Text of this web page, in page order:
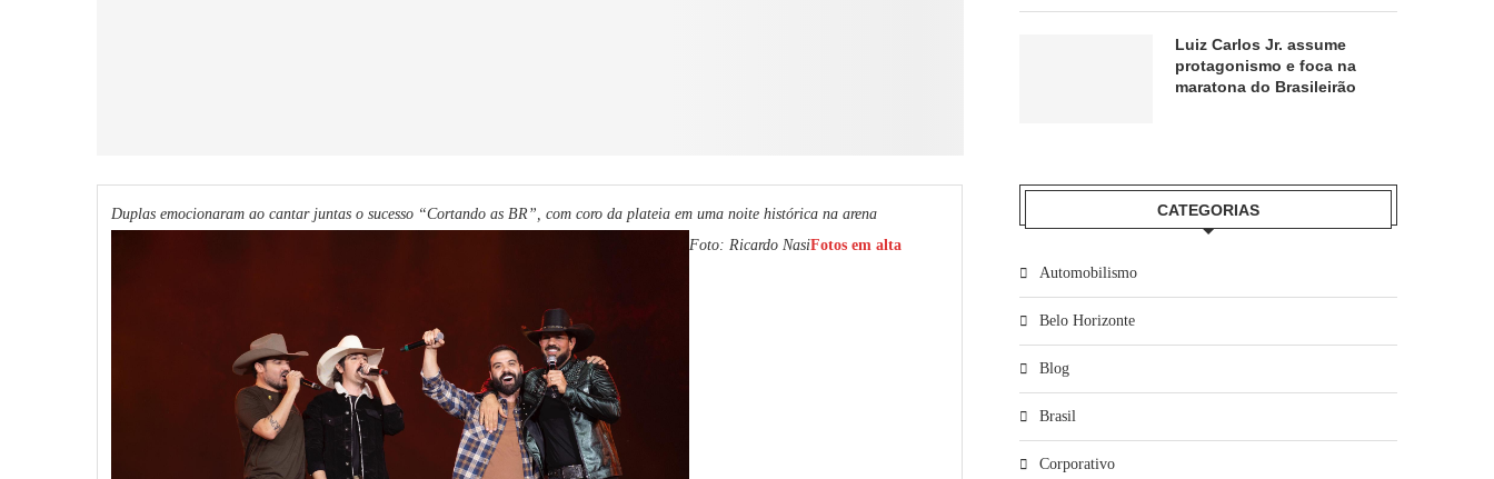
Duplas emocionaram ao cantar juntas o sucesso “Cortando as BR”, com coro da plateia em uma noite histórica na arena
Foto: Ricardo NasiFotos em alta
Luiz Carlos Jr. assume
protagonismo e foca na
maratona do Brasileirão
CATEGORIAS
Automobilismo
Belo Horizonte
Blog
Brasil
Corporativo